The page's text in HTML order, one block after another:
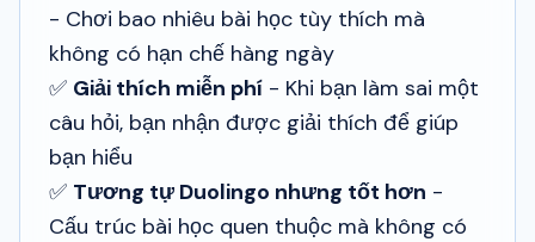
- Chơi bao nhiêu bài học tùy thích mà
không có hạn chế hàng ngày
✅ Giải thích miễn phí - Khi bạn làm sai một
câu hỏi, bạn nhận được giải thích để giúp
bạn hiểu
✅ Tương tự Duolingo nhưng tốt hơn -
Cấu trúc bài học quen thuộc mà không có